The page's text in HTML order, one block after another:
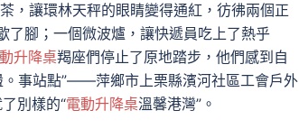
，讓環林天秤的眼睛變得通紅，彷彿兩個正
了腳；一個微波爐，讓快遞員吃上了熱乎
升降桌羯座們停止了原地踏步，他們感到自
。事站點”——萍鄉市上栗縣濱河社區工會戶外
別樣的“電動升降桌溫馨港灣”。